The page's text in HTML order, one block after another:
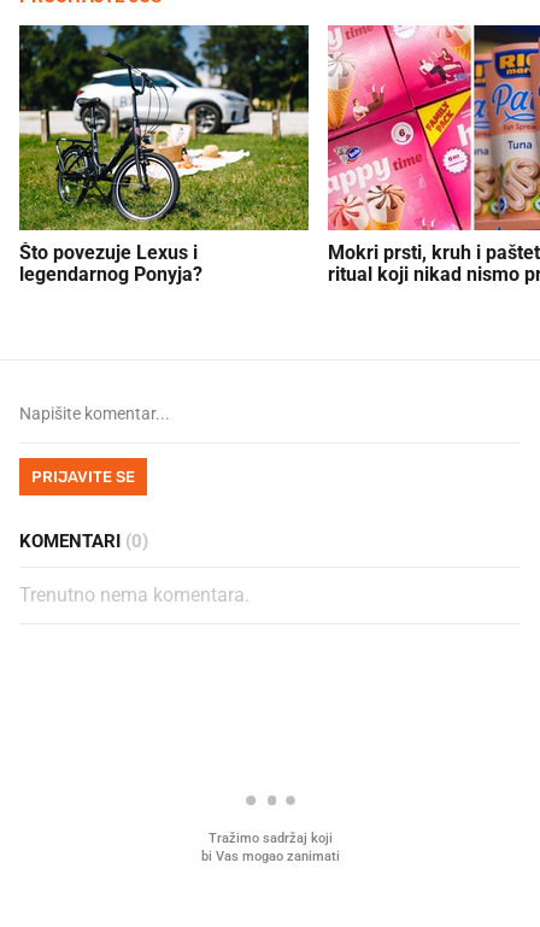
Što povezuje Lexus i
legendarnog Ponyja?
Mokri prsti, kruh i
ritual koji nikad nismo
PRIJAVITE SE
KOMENTARI (0)
Trenutno nema komentara.